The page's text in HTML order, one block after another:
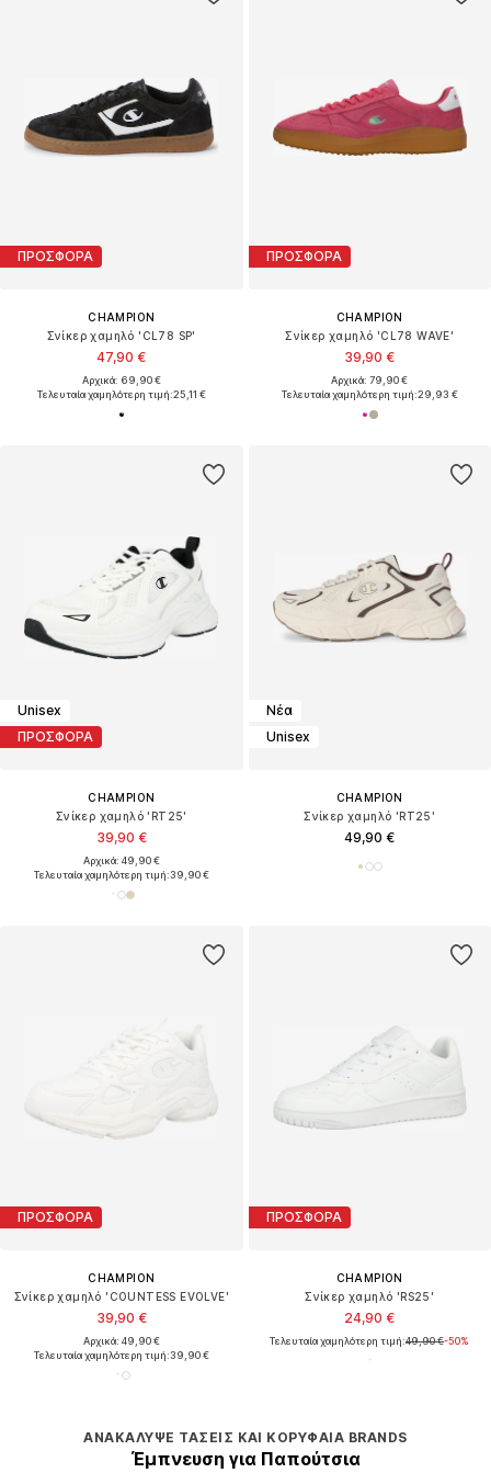
ΠΡΟΣΦΟΡΑ
CHAMPION
Σνίκερ χαμηλό 'CL78 SP'
47,90 €
Αρχικά: 69,90 €
Τελευταία χαμηλότερη τιμή:25,11 €
ΠΡΟΣΦΟΡΑ
CHAMPION
Σνίκερ χαμηλό 'CL78 WAVE'
39,90 €
Αρχικά: 79,90 €
Τελευταία χαμηλότερη τιμή:29,93 €
Unisex
ΠΡΟΣΦΟΡΑ
CHAMPION
Σνίκερ χαμηλό 'RT25'
39,90 €
Αρχικά: 49,90 €
Τελευταία χαμηλότερη τιμή:39,90 €
Νέα
Unisex
CHAMPION
Σνίκερ χαμηλό 'RT25'
49,90 €
ΠΡΟΣΦΟΡΑ
CHAMPION
Σνίκερ χαμηλό 'COUNTESS EVOLVE'
39,90 €
Αρχικά: 49,90 €
Τελευταία χαμηλότερη τιμή:39,90 €
ΠΡΟΣΦΟΡΑ
CHAMPION
Σνίκερ χαμηλό 'RS25'
24,90 €
Τελευταία χαμηλότερη τιμή:49,90 €-50%
ΑΝΑΚΆΛΥΨΕ ΤΆΣΕΙΣ ΚΑΙ ΚΟΡΥΦΑΊΑ BRANDS
Έμπνευση για Παπούτσια